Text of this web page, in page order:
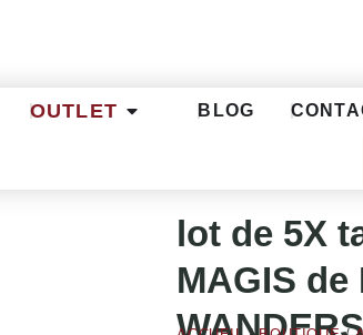
OUTLET BLOG
lot de 5X
MAGIS de